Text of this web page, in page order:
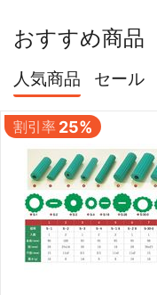
おすすめ商品
人気商品 セール
割引率 25%